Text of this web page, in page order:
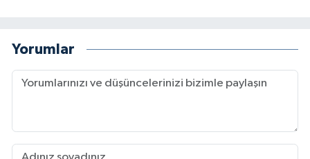
Yorumlar